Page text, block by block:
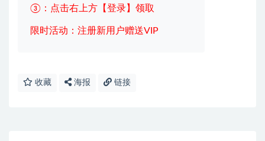
③：点击右上方【登录】领取
限时活动：注册新用户赠送VIP
收藏 海报 链接